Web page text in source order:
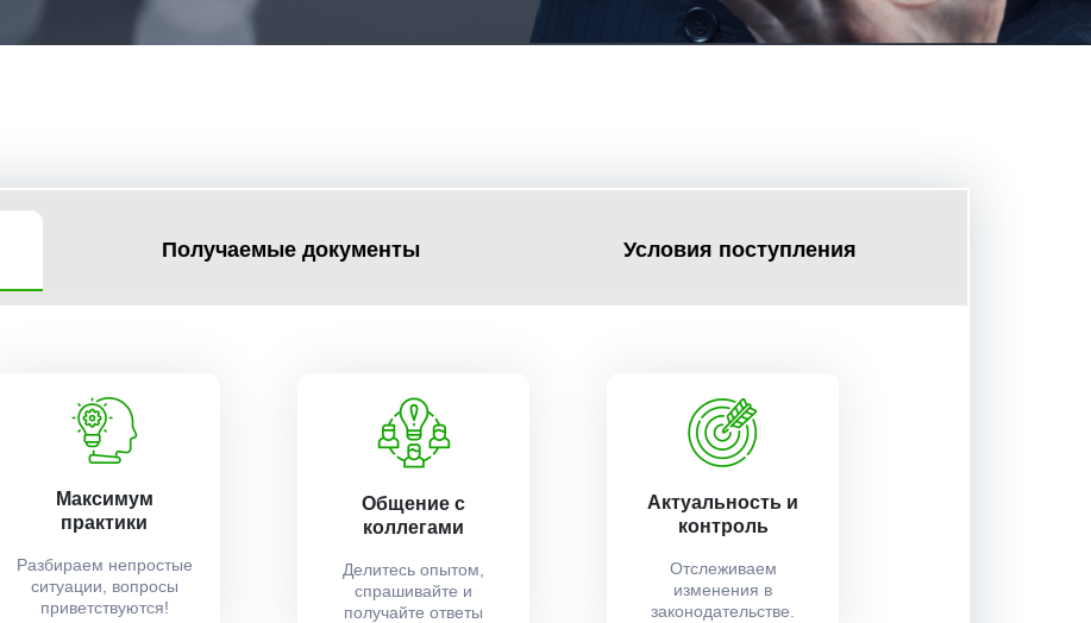
Получаемые документы Условия поступления
Максимум
практики
Разбираем непростые
ситуации, вопросы
приветствуются!
Общение с
коллегами
Делитесь опытом,
спрашивайте и
получайте ответы
Актуальность и
контроль
Отслеживаем
изменения в
законодательстве.